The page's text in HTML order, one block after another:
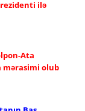
ilə
Ata
mərasimi olub